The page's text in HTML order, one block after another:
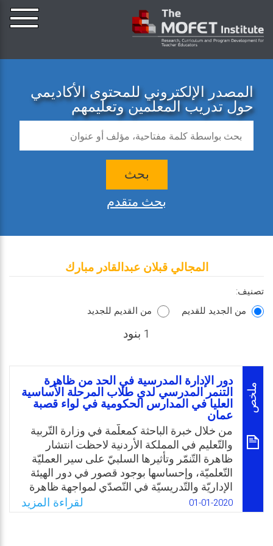
المصدر الإلكتروني للمحتوى الأكاديمي
حول تدريب المعلمين وتعليمهم
بحث
بحث متقدم
المجالي قبلان عبدالقادر مبارك
تصنيف:
من الجديد للقديم
من القديم للجديد
1 بنود
ملخص
دور الإدارة المدرسية في الحد من ظاهرة
التنمر المدرسي لدي طلاب المرحلة الأساسية
العليا في المدارس الحكومية في لواء قصبة
عمان
من خلال خبرة الباحثة كمعلّمة في وزارة التّربیة
والتّعلیم في المملكة الأردنية لاحظت انتشار
ظاهرة التّنمّر وتأثیرها السلبيّ على سیر العملیّة
التّعلمیّة، وإحساسها بوجود قصور في دور الهیئة
الإداریّة والتّدریسیّة في التّصدّي لمواجهة ظاهرة
التّنمّر داخل البیئة المدرسیّة، ولذلك جاءت هذه
الدراسة بهدف تسلیط الضوء على هذه المشكلة
01-01-2020 لقراءة المزيد